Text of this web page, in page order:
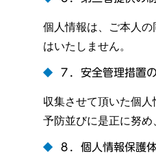
個人情報は、ご本人
はいたしません。
７．安全管理措置
収集させて頂いた個
予防並びに是正に努め
８．個人情報保護